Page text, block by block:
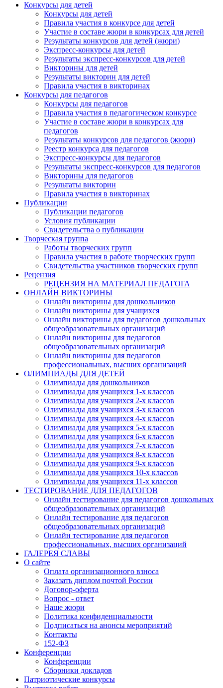
Конкурсы для детей
Конкурсы для детей
Правила участия в конкурсе для детей
Участие в составе жюри в конкурсах для детей
Результаты конкурсов для детей (жюри)
Экспресс-конкурсы для детей
Результаты экспресс-конкурсов для детей
Викторины для детей
Результаты викторин для детей
Правила участия в викторинах
Конкурсы для педагогов
Конкурсы для педагогов
Правила участия в педагогическом конкурсе
Участие в составе жюри в конкурсах для
педагогов
Результаты конкурсов для педагогов (жюри)
Реестр конкурса для педагогов
Экспресс-конкурсы для педагогов
Результаты экспресс-конкурсов для педагогов
Викторины для педагогов
Результаты викторин
Правила участия в викторинах
Публикации
Публикации педагогов
Условия публикации
Свидетельства о публикации
Творческая группа
Работы творческих групп
Правила участия в работе творческих групп
Свидетельства участников творческих групп
Рецензия
РЕЦЕНЗИЯ НА МАТЕРИАЛ ПЕДАГОГА
ОНЛАЙН ВИКТОРИНЫ
Онлайн викторины для дошкольников
Онлайн викторины для учащихся
Онлайн викторины для педагогов дошкольных
общеобразовательных организаций
Онлайн викторины для педагогов
общеобразовательных организаций
Онлайн викторины для педагогов
профессиональных, высших организаций
ОЛИМПИАДЫ ДЛЯ ДЕТЕЙ
Олимпиады для дошкольников
Олимпиады для учащихся 1-х классов
Олимпиады для учащихся 2-х классов
Олимпиады для учащихся 3-х классов
Олимпиады для учащихся 4-х классов
Олимпиады для учащихся 5-х классов
Олимпиады для учащихся 6-х классов
Олимпиады для учащихся 7-х классов
Олимпиады для учащихся 8-х классов
Олимпиады для учащихся 9-х классов
Олимпиады для учащихся 10-х классов
Олимпиады для учащихся 11-х классов
ТЕСТИРОВАНИЕ ДЛЯ ПЕДАГОГОВ
Онлайн тестирование для педагогов дошкольных
общеобразовательных организаций
Онлайн тестирование для педагогов
общеобразовательных организаций
Онлайн тестирование для педагогов
профессиональных, высших организаций
ГАЛЕРЕЯ СЛАВЫ
О сайте
Оплата организационного взноса
Заказать диплом почтой России
Договор-оферта
Вопрос - ответ
Наше жюри
Политика конфиденциальности
Подписаться на анонсы мероприятий
Контакты
152-ФЗ
Конференции
Конференции
Сборники докладов
Патриотические конкурсы